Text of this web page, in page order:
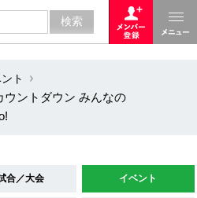
ト
ウントダウン みんなの
合／大会 イベント